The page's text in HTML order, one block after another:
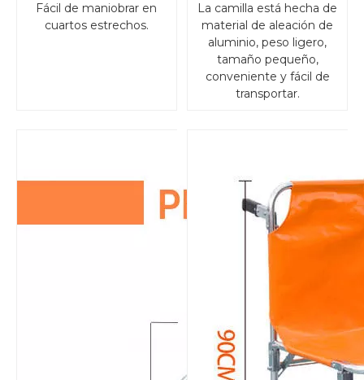
Fácil de maniobrar en
cuartos estrechos.
La camilla está hecha de
material de aleación de
aluminio, peso ligero,
tamaño pequeño,
conveniente y fácil de
transportar.